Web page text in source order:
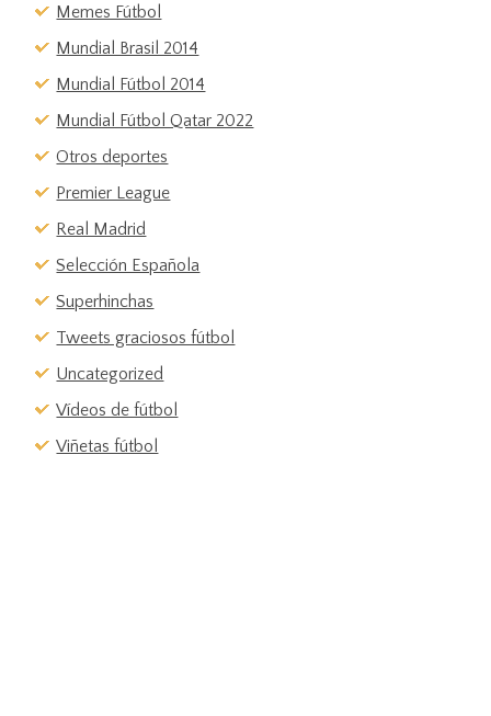
Memes Fútbol
Mundial Brasil 2014
Mundial Fútbol 2014
Mundial Fútbol Qatar 2022
Otros deportes
Premier League
Real Madrid
Selección Española
Superhinchas
Tweets graciosos fútbol
Uncategorized
Vídeos de fútbol
Viñetas fútbol